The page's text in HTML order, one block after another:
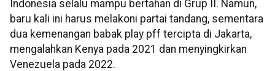
Indonesia selalu mampu bertahan di Grup II. Namun,
baru kali ini harus melakoni partai tandang, sementara
dua kemenangan babak play pff tercipta di Jakarta,
mengalahkan Kenya pada 2021 dan menyingkirkan
Venezuela pada 2022.